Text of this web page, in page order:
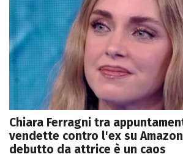
Chiara Ferragni tra
vendette contro l'ex su
debutto da attrice è un caos